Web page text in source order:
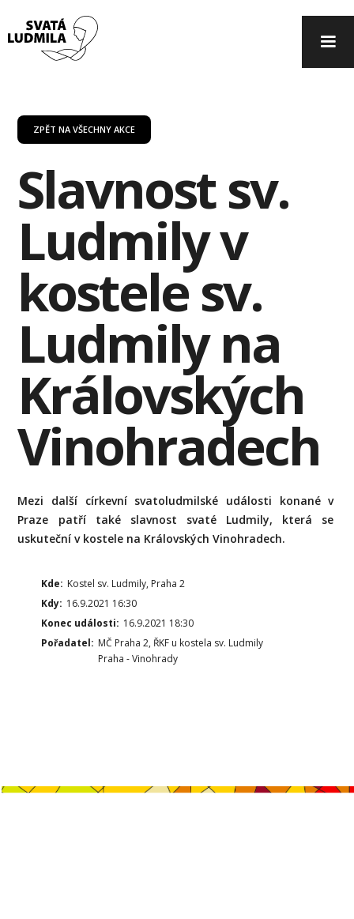
ZPĚT NA VŠECHNY AKCE
Slavnost sv.
Ludmily v
kostele sv.
Ludmily na
Královských
Vinohradech
Mezi další církevní svatoludmilské události konané v
Praze patří také slavnost svaté Ludmily, která se
uskuteční v kostele na Královských Vinohradech.
Kde: Kostel sv. Ludmily, Praha 2
Kdy: 16.9.2021 16:30
Konec události: 16.9.2021 18:30
Pořadatel: MČ Praha 2, ŘKF u kostela sv. Ludmily
Praha - Vinohrady